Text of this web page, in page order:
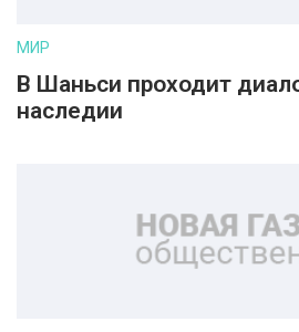
МИР
В Шаньси проходит
наследии